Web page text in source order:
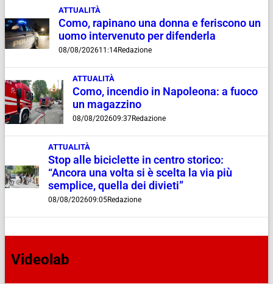
ATTUALITÀ
Como, rapinano una donna e feriscono un
uomo intervenuto per difenderla
08/08/202611:14Redazione
ATTUALITÀ
Como, incendio in Napoleona: a fuoco
un magazzino
08/08/202609:37Redazione
ATTUALITÀ
Stop alle biciclette in centro storico:
“Ancora una volta si è scelta la via più
semplice, quella dei divieti”
08/08/202609:05Redazione
Videolab